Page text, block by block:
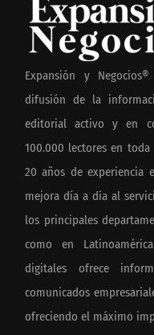
Expansión y
difusión de la
editorial activo y en
100.000 lectores en
20 años de experiencia
mejora día a día al
los principales
como en
digitales ofrece
comunicados
ofreciendo el máximo